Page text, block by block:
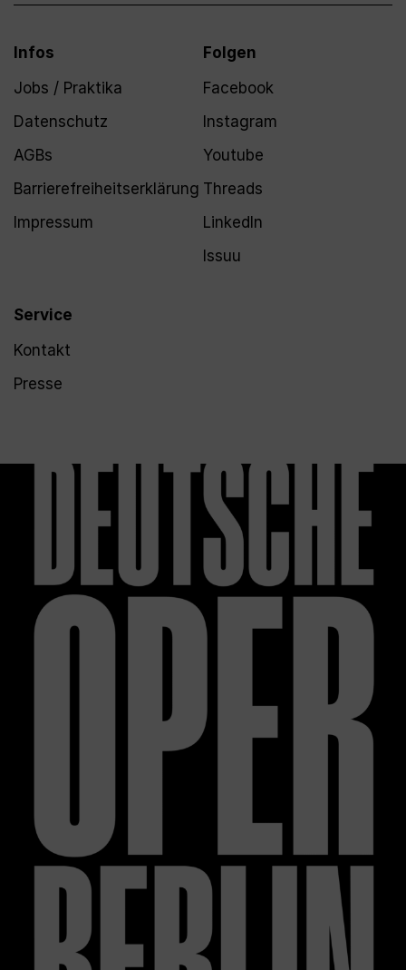
Infos
Jobs / Praktika
Datenschutz
AGBs
Barrierefreiheitserklärung
Impressum
Service
Kontakt
Presse
Folgen
Facebook
Instagram
Youtube
Threads
LinkedIn
Issuu